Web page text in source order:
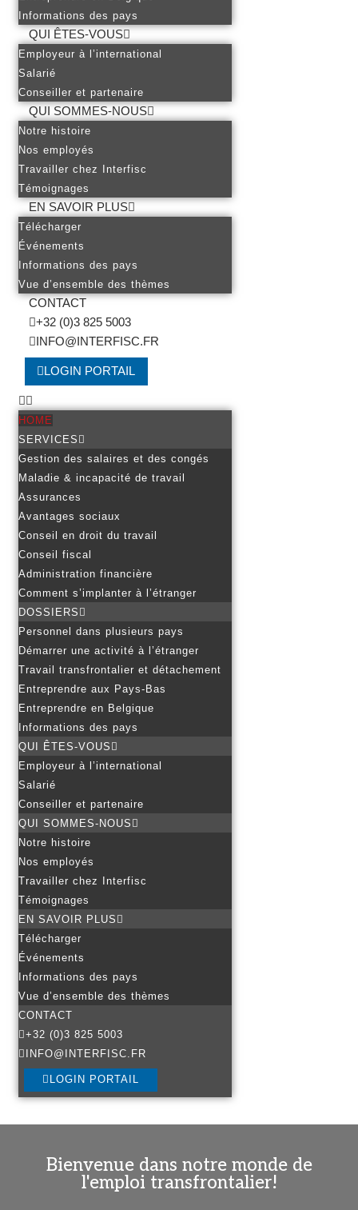
Informations des pays
QUI ÊTES-VOUS
Employeur à l’international
Salarié
Conseiller et partenaire
QUI SOMMES-NOUS
Notre histoire
Nos employés
Travailler chez Interfisc
Témoignages
EN SAVOIR PLUS
Télécharger
Événements
Informations des pays
Vue d’ensemble des thèmes
CONTACT
+32 (0)3 825 5003
INFO@INTERFISC.FR
LOGIN PORTAIL
HOME
SERVICES
Gestion des salaires et des congés
Maladie & incapacité de travail
Assurances
Avantages sociaux
Conseil en droit du travail
Conseil fiscal
Administration financière
Comment s’implanter à l’étranger
DOSSIERS
Personnel dans plusieurs pays
Démarrer une activité à l’étranger
Travail transfrontalier et détachement
Entreprendre aux Pays-Bas
Entreprendre en Belgique
Informations des pays
QUI ÊTES-VOUS
Employeur à l’international
Salarié
Conseiller et partenaire
QUI SOMMES-NOUS
Notre histoire
Nos employés
Travailler chez Interfisc
Témoignages
EN SAVOIR PLUS
Télécharger
Événements
Informations des pays
Vue d’ensemble des thèmes
CONTACT
+32 (0)3 825 5003
INFO@INTERFISC.FR
LOGIN PORTAIL
Bienvenue dans notre monde de
l'emploi transfrontalier!